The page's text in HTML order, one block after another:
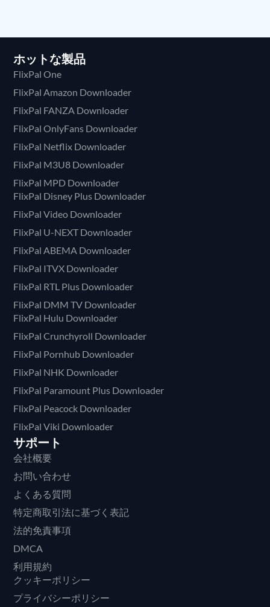
ホットな製品
FlixPal One
FlixPal Amazon Downloader
FlixPal FANZA Downloader
FlixPal OnlyFans Downloader
FlixPal Netflix Downloader
FlixPal M3U8 Downloader
FlixPal MPD Downloader
FlixPal Disney Plus Downloader
FlixPal Video Downloader
FlixPal U-NEXT Downloader
FlixPal ABEMA Downloader
FlixPal ITVX Downloader
FlixPal RTL Plus Downloader
FlixPal DMM TV Downloader
FlixPal Hulu Downloader
FlixPal Crunchyroll Downloader
FlixPal Pornhub Downloader
FlixPal NHK Downloader
FlixPal Paramount Plus Downloader
FlixPal Peacock Downloader
FlixPal Viki Downloader
サポート
会社概要
お問い合わせ
よくある質問
特定商取引法に基づく表記
法的免責事項
DMCA
利用規約
クッキーポリシー
プライバシーポリシー